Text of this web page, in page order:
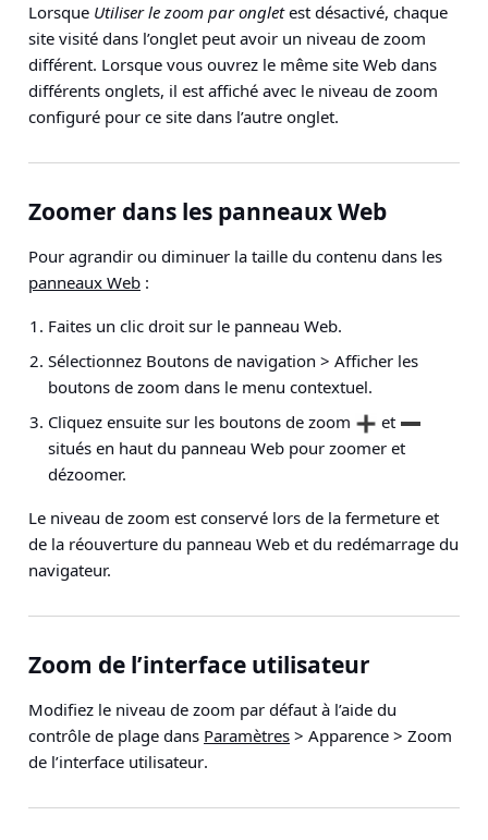
Lorsque Utiliser le zoom par ongletest désactivé, chaque
site visité dans l’onglet peut avoir un niveau de zoom
différent. Lorsque vous ouvrez le même site Web dans
différents onglets, il est affiché avec le niveau de zoom
configuré pour ce site dans l’autre onglet.
Zoomer dans les panneaux Web
Pour agrandir ou diminuer la taille du contenu dans les
panneaux Web :
Faites un clic droit sur le panneau Web.
Sélectionnez Boutons de navigation > Afficher les
boutons de zoom dans le menu contextuel.
Cliquez ensuite sur les boutons de zoom
et
situés en haut du panneau Web pour zoomer et
dézoomer.
Le niveau de zoom est conservé lors de la fermeture et
de la réouverture du panneau Web et du redémarrage du
navigateur.
Zoom de l’interface utilisateur
Modifiez le niveau de zoom par défaut à l’aide du
contrôle de plage dans Paramètres > Apparence > Zoom
de l’interface utilisateur.